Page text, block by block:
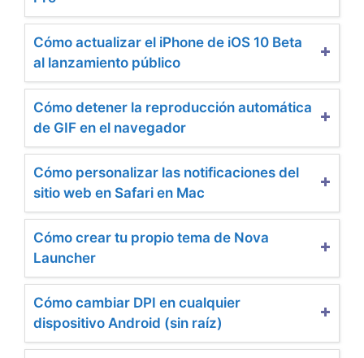
Cómo actualizar el iPhone de iOS 10 Beta
al lanzamiento público
Cómo detener la reproducción automática
de GIF en el navegador
Cómo personalizar las notificaciones del
sitio web en Safari en Mac
Cómo crear tu propio tema de Nova
Launcher
Cómo cambiar DPI en cualquier
dispositivo Android (sin raíz)